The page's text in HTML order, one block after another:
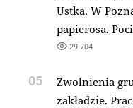
Ustka. W
papierosa.
29 704
05
Zwolnienia
zakładzie.